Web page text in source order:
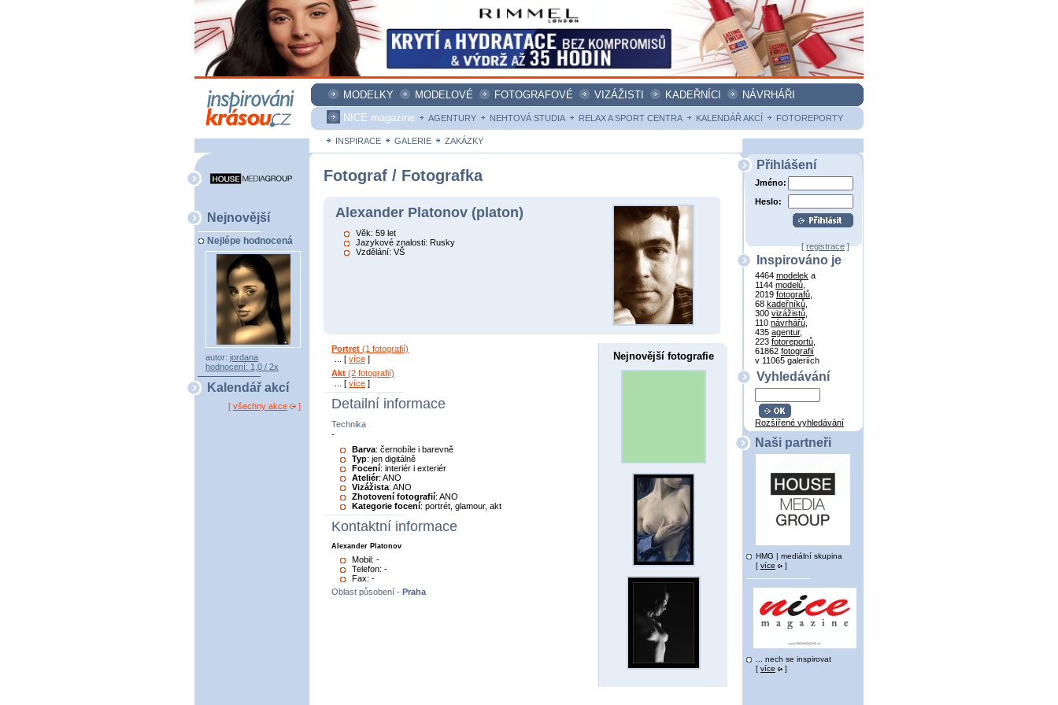
MODELKY MODELOVÉ FOTOGRAFOVÉ VIZÁŽISTI KADEŘNÍCI
NÁVRHÁŘI
NICE magazine
AGENTURY NEHTOVÁ STUDIA RELAX A SPORT CENTRA KALENDÁŘ AKCÍ FOTOREPORTY
INSPIRACE GALERIE ZAKÁZKY
Nejnovější
Nejlépe hodnocená
autor: jordana
hodnocení: 1,0 / 2x
Kalendář akcí
[ všechny akce ]
Fotograf / Fotografka
Alexander Platonov (platon)
Věk: 59 let
Jazykové znalosti: Rusky
Vzdělání: VŠ
Nejnovější fotografie
Portret (1 fotografií)
... [ více ]
Akt (2 fotografií)
... [ více ]
Detailní informace
Technika
-
Barva: černobíle i barevně
Typ: jen digitálně
Focení: interiér i exteriér
Ateliér: ANO
Vizážista: ANO
Zhotovení fotografií: ANO
Kategorie focení: portrét, glamour, akt
Kontaktní informace
Alexander Platonov
Mobil: -
Telefon: -
Fax: -
Oblast působení - Praha
Přihlášení
Jméno:
Heslo:
[registrace]
Inspirováno je
4464 modelek a
1144 modelů
2019 fotografů
68 kadeřníků
300 vizážistů
110 návrhářů
435 agentur,
223 fotoreportů
61862 fotografií
v 11065 galeriích
Vyhledávání
Rozšířené vyhledávání
Naši partneři
HMG | mediální skupina
[ více ]
... nech se inspirovat
[ více ]